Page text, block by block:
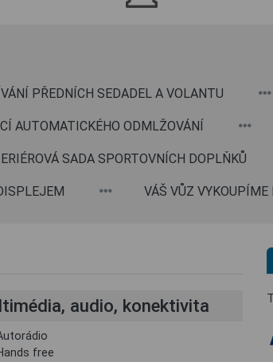
PŘEDNÍCH SEDADEL A VOLANTU
AUTOMATICKÉHO ODMLŽOVÁNÍ
SADA SPORTOVNÍCH DOPLŇKŮ
VÁŠ VŮZ
audio, konektivita
free